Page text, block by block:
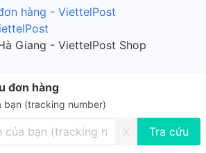
hàng - ViettelPost
Giang - ViettelPost Shop
đơn hàng
bạn (tracking number)
X